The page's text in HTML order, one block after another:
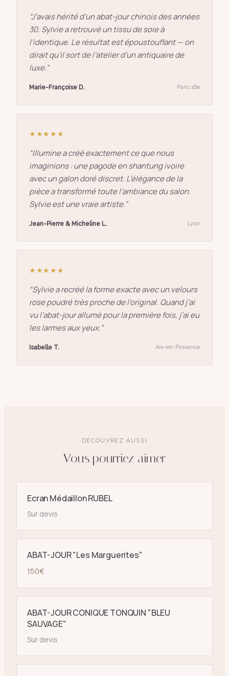
“J’avais hérité d’un abat-jour chinois des années
30. Sylvie a retrouvé un tissu de soie à
l’identique. Le résultat est époustouflant — on
dirait qu’il sort de l’atelier d’un antiquaire de
luxe.”
Marie-Françoise D. Paris 16e
★★★★★
“Illumine a créé exactement ce que nous
imaginions : une pagode en shantung ivoire
avec un galon doré discret. L’élégance de la
pièce a transformé toute l’ambiance du salon.
Sylvie est une vraie artiste.”
Jean-Pierre & Micheline L. Lyon
★★★★★
“Sylvie a recréé la forme exacte avec un velours
rose poudré très proche de l’original. Quand j’ai
vu l’abat-jour allumé pour la première fois, j’ai eu
les larmes aux yeux.”
Isabelle T. Aix-en-Provence
DÉCOUVREZ AUSSI
Vous pourriez aimer
Ecran Médaillon RUBEL
Sur devis
ABAT-JOUR "Les Marguerites"
150€
ABAT-JOUR CONIQUE TONQUIN "BLEU
SAUVAGE"
Sur devis